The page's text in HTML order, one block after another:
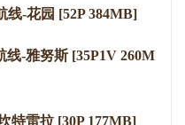
线-花园 [52P 384MB]
线-雅努斯 [35P1V 260M
特雷拉 [30P 177MB]